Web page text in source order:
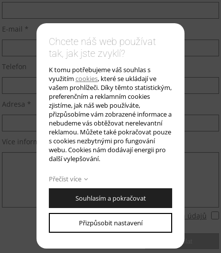
E-mail *
Telefon
Adresa *
Více informací *
Souhlasím se zásadami ochranyosobních údajů
odeslat
Chcete náš web používat
tak, jak jste zvyklí?
K tomu potřebujeme váš souhlas s
využitím cookies, které se ukládají ve
vašem prohlížeči. Díky těmto statistickým,
preferenčním a reklamním cookies
zjistíme, jak náš web používáte,
přizpůsobíme vám zobrazené informace a
nebudeme vás obtěžovat nerelevantní
reklamou. Můžete také pokračovat pouze
s cookies nezbytnými pro fungování
webu. Cookies nám dodávají energii pro
další vylepšování.
Přečíst více
Souhlasím a pokračovat
Přizpůsobit nastavení